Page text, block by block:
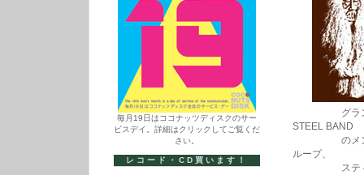
グランド・
STEEL BAND
のメンバー
ループ、
スティー
毎月19日はココナッツディスクのサー
ビスデイ。詳細はクリックしてご覧くだ
さい。
レコード・CD買います！